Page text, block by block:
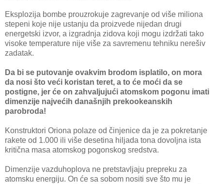
Eksplozija bombe prouzrokuje zagrevanje od više miliona
stepeni koje nije ustanju da proizvede nijedan drugi
energetski izvor, a izgradnja zidova koji mogu izdržati tako
visoke temperature nije više za savremenu tehniku nerešiv
zadatak.
Da bi se putovanje ovakvim brodom isplatilo, on mora
da nosi što veći koristan teret, a to će moći da se
postigne, jer će on zahvaljujući atomskom pogonu imati
dimenzije najvećih današnjih prekookeanskih
parobroda!
Konstruktori Oriona polaze od činjenice da je za pokretanje
rakete od 1.000 ili više desetina hiljada tona dovoljna ista
kritična masa atomskog pogonskog sredstva.
Dimenzije vazduhoplova ne pretstavljaju prepreku za
atomsku energiju. On će sa sobom nositi sve što mu je